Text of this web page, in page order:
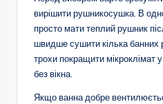
вирішити рушникосушка. В
просто мати теплий рушник
швидше сушити кілька банних
трохи покращити мікроклімат у
без вікна.
Якщо ванна добре